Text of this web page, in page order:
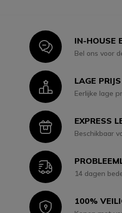
IconIN-HOUSE
Bel ons voor
IconLAGE
Eerlijke lage
IconEXPRESS
Beschikbaar
Icon14 dagen
Icon100%